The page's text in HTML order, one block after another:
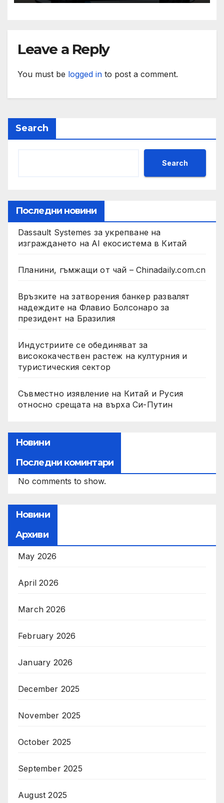
и ние ще им я осигурим
Leave a Reply
You must be logged in to post a comment.
Search
Search
Последни новини
Dassault Systemes за укрепване на
изграждането на AI екосистема в Китай
Планини, гъмжащи от чай – Chinadaily.com.cn
Връзките на затворения банкер развалят
надеждите на Флавио Болсонаро за
президент на Бразилия
Индустриите се обединяват за
висококачествен растеж на културния и
туристическия сектор
Съвместно изявление на Китай и Русия
относно срещата на върха Си-Путин
Новини
Последни коминтари
No comments to show.
Новини
Архиви
May 2026
April 2026
March 2026
February 2026
January 2026
December 2025
November 2025
October 2025
September 2025
August 2025